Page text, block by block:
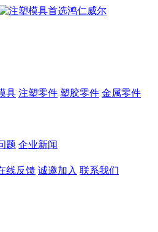
具 注塑零件 塑胶零件 金属零件
题 企业新闻
线反馈 诚邀加入 联系我们